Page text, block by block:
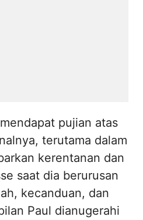
pujian atas
terutama dalam
kerentanan dan
saat dia berurusan
kecanduan, dan
Paul dianugerahi